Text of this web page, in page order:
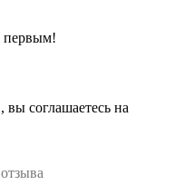
первым!
соглашаетесь на